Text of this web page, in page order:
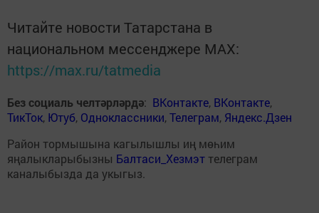
Читайте новости Татарстана в
национальном мессенджере MАХ:
https://max.ru/tatmedia
Без социаль челтәрләрдә: ВКонтакте, ВКонтакте,
ТикТок, Ютуб, Одноклассники,Телеграм, Яндекс.Дзен
Район тормышына кагылышлы иң мөһим
яңалыкларыбызны Балтаси_Хезмэт телеграм
каналыбызда да укыгыз.